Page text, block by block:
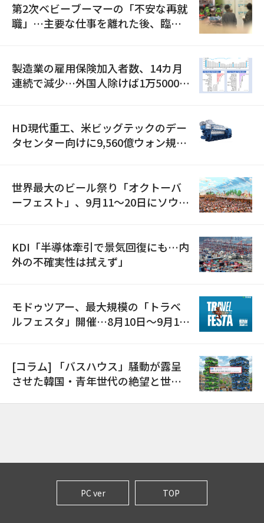
第2次ベビーブーマーの「不安な再就
職」…主要な仕事を離れた後、臨時
製造業の雇用保険加入者数、14カ月
連続で減少…外国人除けば1万5000人
HD現代重工、米ビッグテックのデー
タセンター向けに9,560億ウォン規模
世界最大のビール祭り「オクトーバ
ーフェスト」、9月11〜20日にソウル
KDI「半導体牽引で景気回復にも…内
外の不確実性は拭えず」
モドゥツアー、最大規模の「トラベ
ルフェスタ」開催…8月10日～9月11
[コラム] 「バスハウス」騒動が露呈
させた韓国・青年世代の絶望と世代
PC ver TOP